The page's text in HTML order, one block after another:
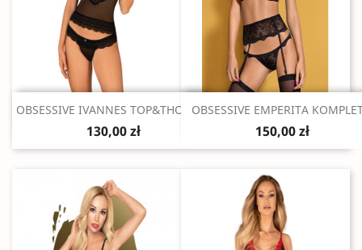
 Szybki podgląd
OBSESSIVE IVANNES TOP&THONG...
130,00 zł
Szybki podgląd
OBSESSIVE EMPERITA
150,00 zł